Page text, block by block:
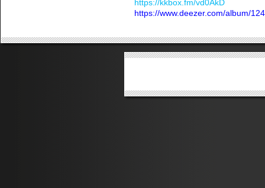
https://kkbox.fm/vd0AkD
https://www.deezer.com/album/